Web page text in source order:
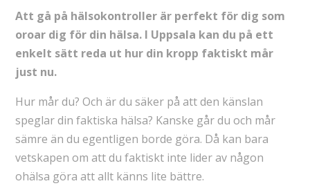
Att gå på hälsokontroller är perfekt för dig som
oroar dig för din hälsa. I Uppsala kan du på ett
enkelt sätt reda ut hur din kropp faktiskt mår
just nu.
Hur mår du? Och är du säker på att den känslan
speglar din faktiska hälsa? Kanske går du och mår
sämre än du egentligen borde göra. Då kan bara
vetskapen om att du faktiskt inte lider av någon
ohälsa göra att allt känns lite bättre.